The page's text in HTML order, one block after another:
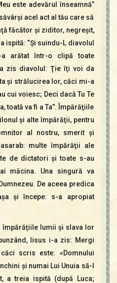
este adevărul înseamnă”
acel act al tău care să
făcător şi ziditor, negreşit,
ispită: “Şi suindu-L diavolul
arătat într-o clipă toate
zis diavolul: Ţie îţi voi da
şi strălucirea lor, căci mi-a
cui voiesc; Deci dacă Tu Te
toată va fi a Ta”. Împărăţiile
şi alte împărăţii, pentru
al nostru, smerit şi
multe împărăţii ale
de dictatori şi toate s-au
măcina. Una singură va
De aceea predica
şi începe: s-a apropiat
împărăţiile lumii şi slava lor
Iisus i-a zis: Mergi
scris este: «Domnului
şi numai Lui Unuia să-I
a treia ispită (după Luca;